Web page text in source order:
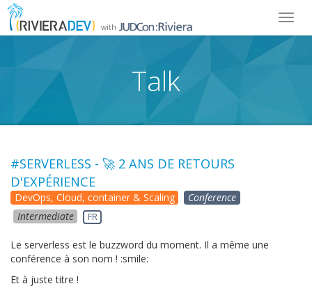
with
Talk
#SERVERLESS - 🚀 2 ANS DE RETOURS
D'EXPÉRIENCE
DevOps, Cloud, container & Scaling
Conference
Intermediate
FR
Le serverless est le buzzword du moment. Il a même une
conférence à son nom ! :smile:
Et à juste titre !